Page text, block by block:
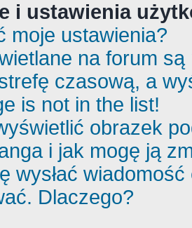
i ustawienia
moje ustawienia?
na forum są
czasową, a
is not in the list!
obrazek
i jak mogę ją
wysłać
Dlaczego?